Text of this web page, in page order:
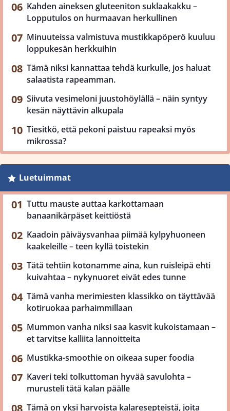
Kahden aineksen gluteeniton suklaakakku –
Lopputulos on hurmaavan herkullinen
Minuuteissa valmistuva mustikkapöperö kuuluu
loppukesän herkkuihin
Tämä niksi kannattaa tehdä kurkulle, jos haluat
salaatista rapeamman.
Siivuta vesimeloni juustohöylällä – näin syntyy
kesän näyttävin alkupala
Tiesitkö, että pekoni paistuu rapeaksi myös
mikrossa?
Luetuimmat
Tuttu mauste auttaa karkottamaan
banaanikärpäset keittiöstä
Kaadoin päiväysvanhaa piimää kylpyhuoneen
kaakeleille – teen kyllä toistekin
Tätä tehtiin kotonamme aina, kun ruisleipä ehti
kuivahtaa – nykynuoret eivät edes tunne
Tämä vanha merimiesten klassikko on täyttävää
kotiruokaa parhaimmillaan
Mummon vanha niksi saa kasvit kukoistamaan –
et tarvitse kalliita lannoitteita
Mustikka-smoothie on oikeaa super foodia
Kaveri teki tolkuttoman hyvää savulohta –
murusteli tätä kalan päälle
Tämä on yksi harvoista kalaresepteistä, joita